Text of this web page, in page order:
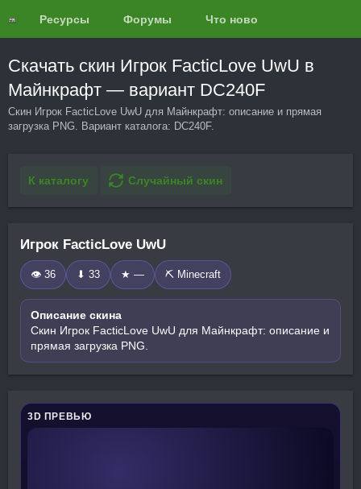
Ресурсы Форумы Что нового?
Скачать скин Игрок FacticLove UwU в
Майнкрафт — вариант DC240F
Скин Игрок FacticLove UwU для Майнкрафт: описание и прямая
загрузка PNG. Вариант каталога: DC240F.
К каталогу Случайный скин
Игрок FacticLove UwU
👁 36 ⬇ 33 ★ — ⛏️ Minecraft
Описание скина
Скин Игрок FacticLove UwU для Майнкрафт: описание и
прямая загрузка PNG.
3D ПРЕВЬЮ